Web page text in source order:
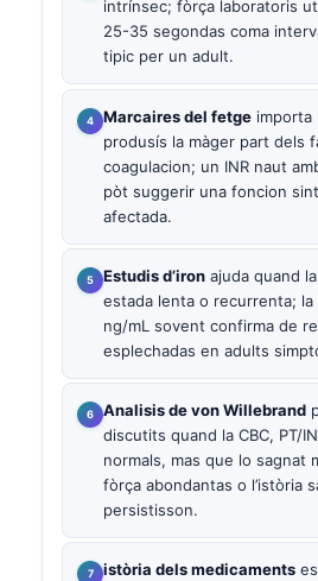
intrínsec; fòrça laboratoris
25-35 segondas coma
tipic per un adult.
Marcaires del fetge
produsís la màger part dels
coagulacion; un INR naut
pòt suggerir una foncion
afectada.
Estudis d’iron ajuda quand
estada lenta o recurrenta;
ng/mL sovent confirma de
esplechadas en adults
Analisis de von Willebrand
discutits quand la CBC, PT/
normals, mas que lo sagnat
fòrça abondantas o l’istòria
persistisson.
istòria dels medicaments